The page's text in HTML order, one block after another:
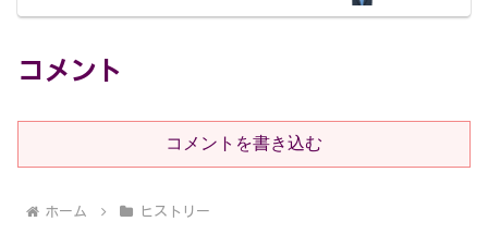
コメント
コメントを書き込む
ホーム ヒストリー